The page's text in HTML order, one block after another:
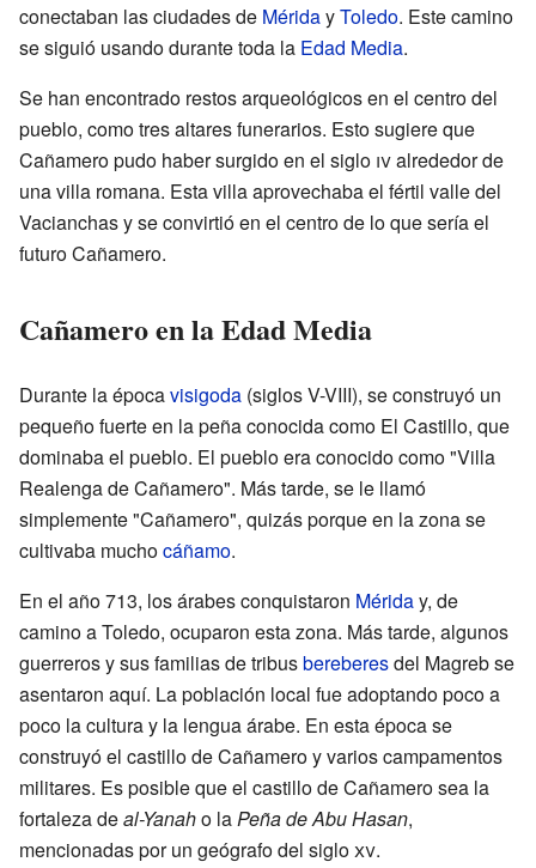
conectaban las ciudades de MéridayToledo. Este camino
se siguió usando durante toda la Edad Media.
Se han encontrado restos arqueológicos en el centro del
pueblo, como tres altares funerarios. Esto sugiere que
Cañamero pudo haber surgido en el siglo ivalrededor de
una villa romana. Esta villa aprovechaba el fértil valle del
Vacianchas y se convirtió en el centro de lo que sería el
futuro Cañamero.
Cañamero en la Edad Media
Durante la épocavisigoda (siglos V-VIII), se construyó un
pequeño fuerte en la peña conocida como El Castillo, que
dominaba el pueblo. El pueblo era conocido como "Villa
Realenga de Cañamero". Más tarde, se le llamó
simplemente "Cañamero", quizás porque en la zona se
cultivaba muchocáñamo.
En el año 713, los árabes conquistaron Mériday, de
camino a Toledo, ocuparon esta zona. Más tarde, algunos
guerreros y sus familias de tribusbereberesdel Magreb se
asentaron aquí. La población local fue adoptando poco a
poco la cultura y la lengua árabe. En esta época se
construyó el castillo de Cañamero y varios campamentos
militares. Es posible que el castillo de Cañamero sea la
fortaleza deal-Yanaho la Peña de Abu Hasan,
mencionadas por un geógrafo del sigloxv.